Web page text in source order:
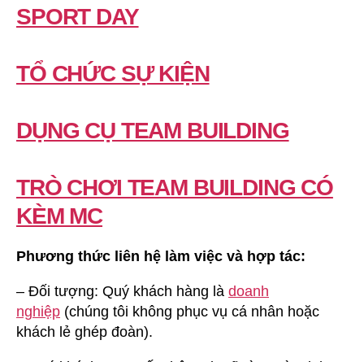
SPORT DAY
TỔ CHỨC SỰ KIỆN
DỤNG CỤ TEAM BUILDING
TRÒ CHƠI TEAM BUILDING CÓ
KÈM MC
Phương thức liên hệ làm việc và hợp tác:
– Đối tượng: Quý khách hàng là doanh
nghiệp (chúng tôi không phục vụ cá nhân hoặc
khách lẻ ghép đoàn).